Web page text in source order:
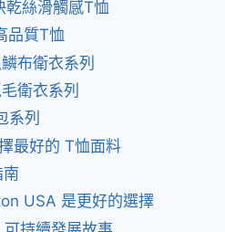
絲滑觸感T恤
品質T恤
布衛衣系列
衛衣系列
系列
最好的 T恤面料
USA 是更好的選擇